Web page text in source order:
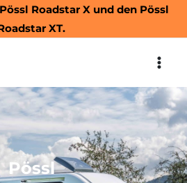
Pössl Roadstar Xund den Pössl
XT.
Pössl